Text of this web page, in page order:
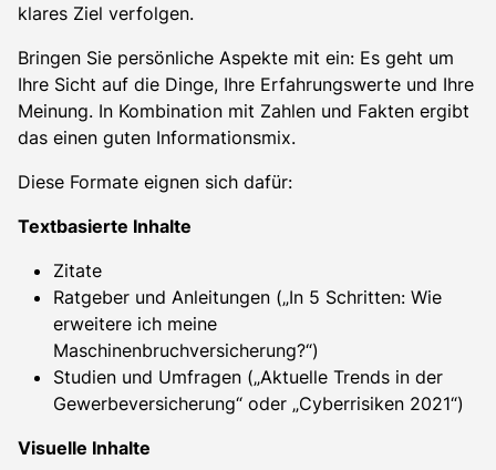
klares Ziel verfolgen.
Bringen Sie persönliche Aspekte mit ein: Es geht um
Ihre Sicht auf die Dinge, Ihre Erfahrungswerte und Ihre
Meinung. In Kombination mit Zahlen und Fakten ergibt
das einen guten Informationsmix.
Diese Formate eignen sich dafür:
Textbasierte Inhalte
Zitate
Ratgeber und Anleitungen („In 5 Schritten: Wie
erweitere ich meine
Maschinenbruchversicherung?“)
Studien und Umfragen („Aktuelle Trends in der
Gewerbeversicherung“ oder „Cyberrisiken 2021“)
Visuelle Inhalte